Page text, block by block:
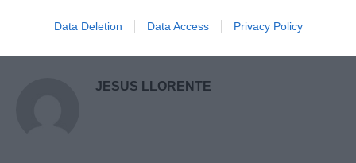
Data Deletion Data Access Privacy Policy
0 comment 0
JESUS LLORENTE